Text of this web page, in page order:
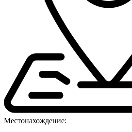
Местонахождение: